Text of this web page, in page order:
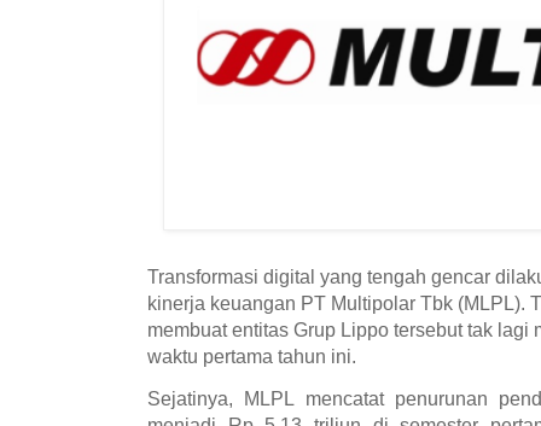
Transformasi digital yang tengah gencar
kinerja keuangan PT Multipolar Tbk (MLPL).
membuat entitas Grup Lippo tersebut tak lagi
waktu pertama tahun ini.
Sejatinya, MLPL mencatat penurunan